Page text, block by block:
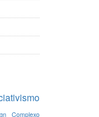
Complexo